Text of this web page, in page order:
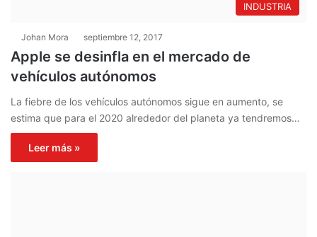
INDUSTRIA
Johan Mora septiembre 12, 2017
Apple se desinfla en el mercado de
vehículos autónomos
La fiebre de los vehículos autónomos sigue en aumento, se
estima que para el 2020 alrededor del planeta ya tendremos…
Leer más »